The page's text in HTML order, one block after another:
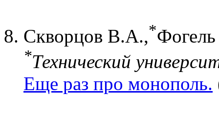
Скворцов В.А.,*
*Технический
Еще раз про монополь.